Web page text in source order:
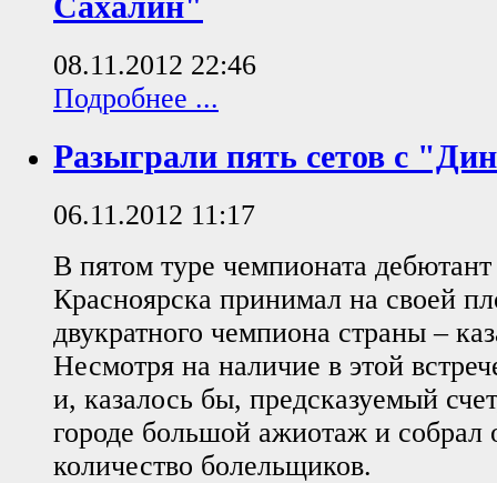
08.11.2012 22:46
Подробнее ...
Разыграли пять сетов с
06.11.2012 11:17
В пятом туре чемпионата
Красноярска принимал на своей
двукратного чемпиона страны –
Несмотря на наличие в этой
и, казалось бы, предсказуемый
городе большой ажиотаж и собрал
количество болельщиков.